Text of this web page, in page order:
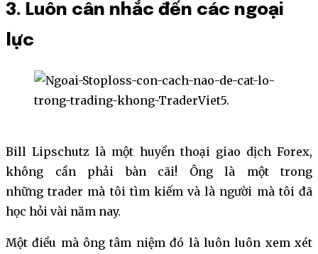
3. Luôn cân nhắc đến các ngoại
lực
Bill Lipschutz là một huyền thoại giao dịch Forex,
không cần phải bàn cãi! Ông là một trong
những trader mà tôi tìm kiếm và là người mà tôi đã
học hỏi vài năm nay.
Một điều mà ông tâm niệm đó là luôn luôn xem xét